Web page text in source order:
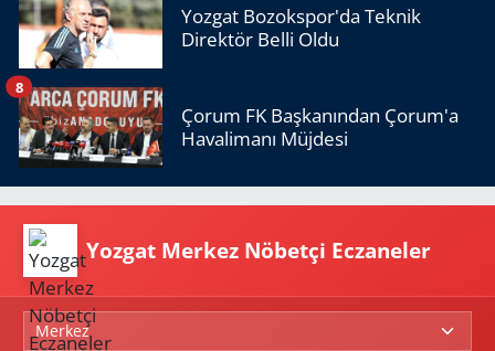
Yozgat Bozokspor'da Teknik
Direktör Belli Oldu
Çorum FK Başkanından Çorum'a
Havalimanı Müjdesi
8
Yozgat Merkez Nöbetçi Eczaneler